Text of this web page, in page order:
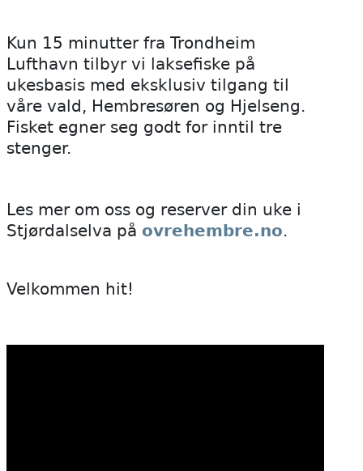
Kun 15 minutter fra Trondheim
Lufthavn tilbyr vi laksefiske på
ukesbasis med eksklusiv tilgang til
våre vald, Hembresøren og Hjelseng.
Fisket egner seg godt for inntil tre
stenger.
Les mer om oss og reserver din uke i
Stjørdalselva på ovrehembre.no.
Velkommen hit!